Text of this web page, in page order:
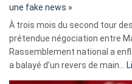
une fake news »
À trois mois du second tour
prétendue négociation entre
Rassemblement national a
a balayé d’un revers de main…